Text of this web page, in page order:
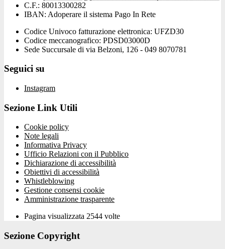
C.F.: 80013300282
IBAN: Adoperare il sistema Pago In Rete
Codice Univoco fatturazione elettronica: UFZD30
Codice meccanografico: PDSD03000D
Sede Succursale di via Belzoni, 126 - 049 8070781
Seguici su
Instagram
Sezione Link Utili
Cookie policy
Note legali
Informativa Privacy
Ufficio Relazioni con il Pubblico
Dichiarazione di accessibilità
Obiettivi di accessibilità
Whistleblowing
Gestione consensi cookie
Amministrazione trasparente
Pagina visualizzata 2544 volte
Sezione Copyright